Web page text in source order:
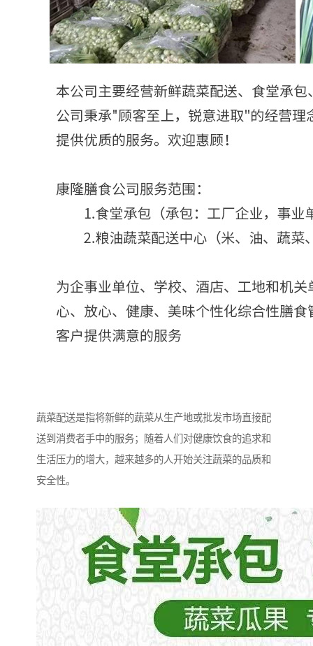
蔬菜配送是指将新鲜的蔬菜从生产地或批发市场直接配
送到消费者手中的服务；随着人们对健康饮食的追求和
生活压力的增大，越来越多的人开始关注蔬菜的品质和
安全性。